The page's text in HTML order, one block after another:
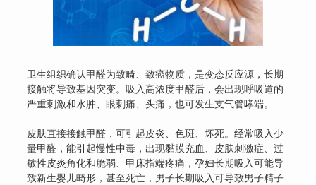
卫生组织确认甲醛为致畸、致癌物质，是变态反应源，长期
接触将导致基因突变。吸入高浓度甲醛后，会出现呼吸道的
严重刺激和水肿、眼刺痛、头痛，也可发生支气管哮端。
皮肤直接接触甲醛，可引起皮炎、色斑、坏死。经常吸入少
量甲醛，能引起慢性中毒，出现黏膜充血、皮肤刺激症、过
敏性皮炎角化和脆弱、甲床指端疼痛，孕妇长期吸入可能导
致新生婴儿畸形，甚至死亡，男子长期吸入可导致男子精子